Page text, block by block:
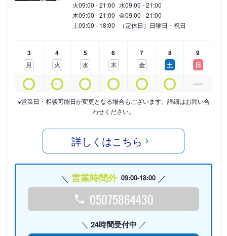
火09:00 - 21:00 水09:00 - 21:00
木09:00 - 21:00 金09:00 - 21:00
土09:00 - 18:00 （定休日）日曜日・祝日
3
月
4
火
5
水
6
木
7
金
8
土
9
日
※営業日・相談可能日が変更となる場合もございます。詳細はお問い合
わせください。
詳しくはこちら
営業時間外 09:00-18:00
05075864430
24時間受付中